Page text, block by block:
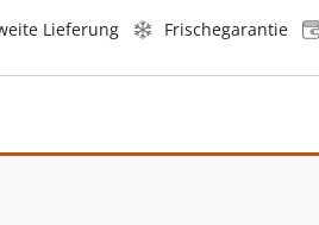
Lieferung Frischegarantie